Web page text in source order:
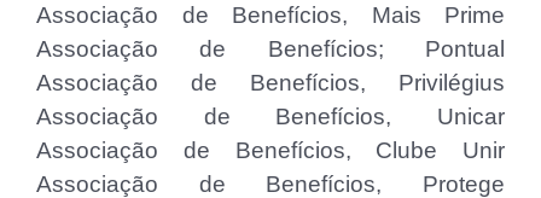
Associação de Benefícios, Mais Prime
Associação de Benefícios; Pontual
Associação de Benefícios, Privilégius
Associação de Benefícios, Unicar
Associação de Benefícios, Clube Unir
Associação de Benefícios, Protege